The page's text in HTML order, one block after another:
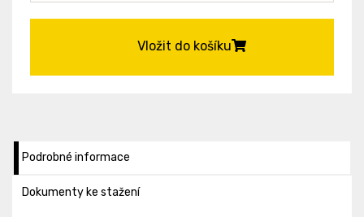
Vložit do košíku
Podrobné informace
Dokumenty ke stažení